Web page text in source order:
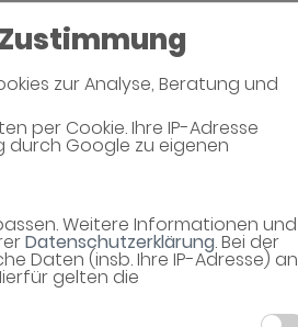
zur Analyse, Beratung und
per Cookie. Ihre IP-Adresse
Google zu eigenen
Weitere Informationen und
Datenschutzerklärung. Bei der
Daten (insb. Ihre IP-Adresse) an
gelten die
Text ein